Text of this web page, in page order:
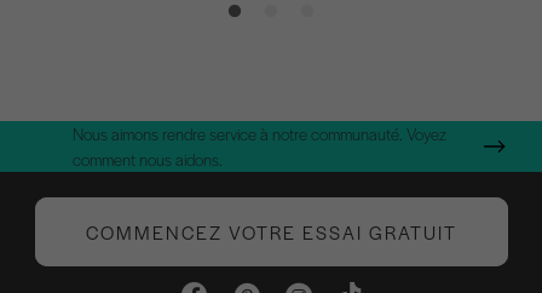
Nous aimons rendre service à notre communauté. Voyez
comment nous aidons.
COMMENCEZ VOTRE ESSAI GRATUIT